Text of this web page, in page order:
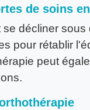
de soins
décliner
pour rétablir
peut